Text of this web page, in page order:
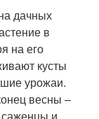
дачных
в
на его
кусты
урожаи.
весны –
саженцы и